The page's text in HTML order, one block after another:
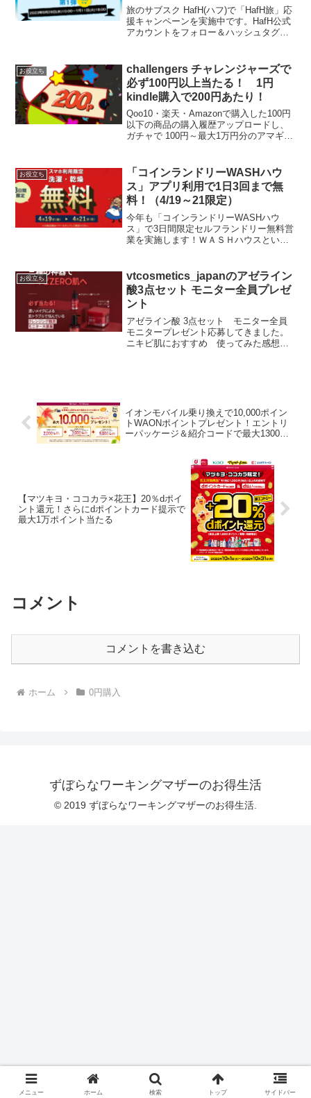
る
旅のサブスク HafH(ハフ)で「HafH旅」応
援キャンペーンを実施中です。HafH公式
アカウントをフォロー＆ハッシュタグ付
品が当たります。●初めて登録する方
は、...
お役立ち
challengers チャレンジャーズで
必ず100円以上当たる！ 1円
kindle購入で200円あたり！
Qoo10・楽天・Amazonで購入した100円
以下の商品の購入履歴アップロードし、
ガチャで 100円～最大1万円分のアマギフ
レンジャーズに登録携帯電話...
お役立ち
「コインランドリーWASHハウ
ス」アプリ利用で1日3回まで無
料！（4/19～21限定）
今年も「コインランドリーWASHハウ
ス」で3日間限定セルフランドリー無料営
業を実施します！ＷＡＳＨハウスという
実施します。対象期間中、ＷＡＳＨハウ
スアプリ利用...
お役立ち
vtcosmetics_japanのアゼライン
酸3点セット モニター全員プレゼ
ント
アゼライン酸 3点セット モニター全員
モニタープレゼント応募してきました。
ニキビ肌におすすめ 使ってみた感想を
イオンモバイル乗り換えで10,000ポイン
トWAONポイントプレゼント！エントリ
ーパッケージ＆紹介コードで最大13000
【マツキヨ・ココカラ×花王】20％dポイ
ント還元！さらにdポイントカード提示で
最大1万ポイント当たる
コメント
コメントを書き込む
ホーム 0円購入
ずぼらなワーキングマザーのお得生活
© 2019 ずぼらなワーキングマザーのお得生活.
メニュー ホーム 検索 トップ サイドバー